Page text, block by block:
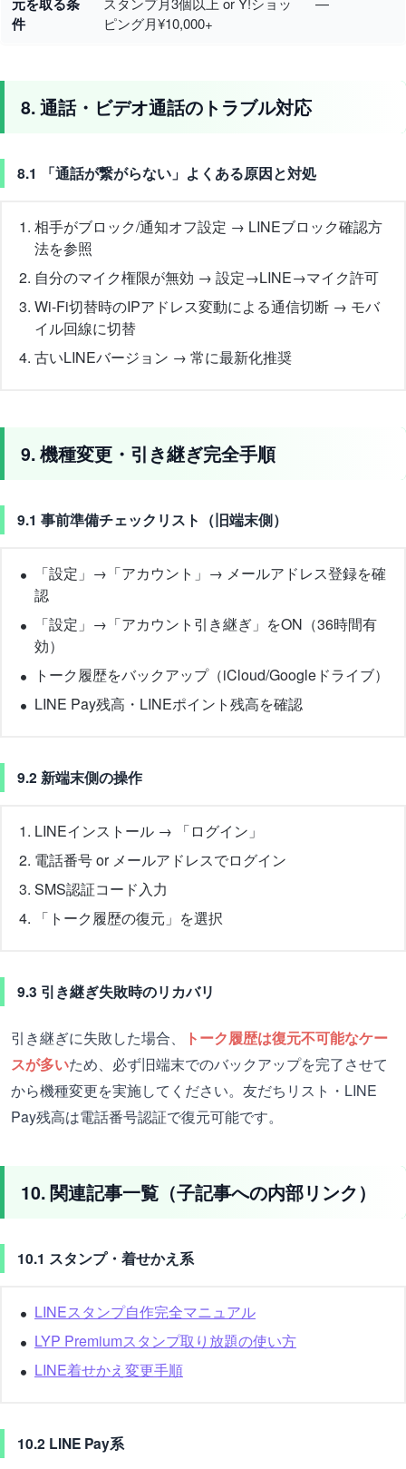
件
ピング月¥10,000+
8. 通話・ビデオ通話のトラブル対応
8.1 「通話が繋がらない」よくある原因と対処
相手がブロック/通知オフ設定 → LINEブロック確認方
法を参照
自分のマイク権限が無効 → 設定→LINE→マイク許可
Wi-Fi切替時のIPアドレス変動による通信切断 → モバ
イル回線に切替
古いLINEバージョン → 常に最新化推奨
9. 機種変更・引き継ぎ完全手順
9.1 事前準備チェックリスト（旧端末側）
「設定」→「アカウント」→ メールアドレス登録を確
認
「設定」→「アカウント引き継ぎ」をON（36時間有
効）
トーク履歴をバックアップ（iCloud/Googleドライブ）
LINE Pay残高・LINEポイント残高を確認
9.2 新端末側の操作
LINEインストール → 「ログイン」
電話番号 or メールアドレスでログイン
SMS認証コード入力
「トーク履歴の復元」を選択
9.3 引き継ぎ失敗時のリカバリ
引き継ぎに失敗した場合、
トーク履歴は復元不可能なケー
スが多いため、必ず旧端末でのバックアップを完了させて
から機種変更を実施してください。友だちリスト・LINE
Pay残高は電話番号認証で復元可能です。
10. 関連記事一覧（子記事への内部リンク）
10.1 スタンプ・着せかえ系
LINEスタンプ自作完全マニュアル
LYP Premiumスタンプ取り放題の使い方
LINE着せかえ変更手順
10.2 LINE Pay系